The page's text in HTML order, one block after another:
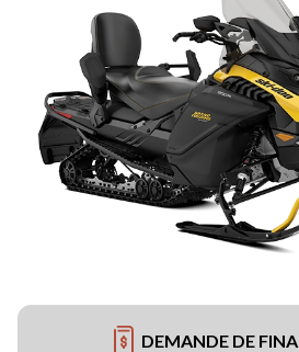
DEMANDE DE